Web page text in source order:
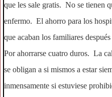
que les sale gratis. No se tienen
enfermo. El ahorro para los
que acaban los familiares
Por ahorrarse cuatro duros. La
se obligan a si mismos a estar
inmensamente si estuviese